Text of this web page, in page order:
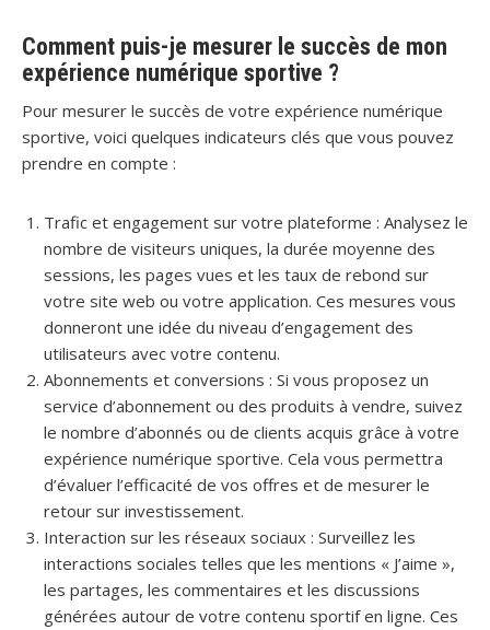
Comment puis-je mesurer le succès de mon
expérience numérique sportive ?
Pour mesurer le succès de votre expérience numérique
sportive, voici quelques indicateurs clés que vous pouvez
prendre en compte :
Trafic et engagement sur votre plateforme : Analysez le
nombre de visiteurs uniques, la durée moyenne des
sessions, les pages vues et les taux de rebond sur
votre site web ou votre application. Ces mesures vous
donneront une idée du niveau d’engagement des
utilisateurs avec votre contenu.
Abonnements et conversions : Si vous proposez un
service d’abonnement ou des produits à vendre, suivez
le nombre d’abonnés ou de clients acquis grâce à votre
expérience numérique sportive. Cela vous permettra
d’évaluer l’efficacité de vos offres et de mesurer le
retour sur investissement.
Interaction sur les réseaux sociaux : Surveillez les
interactions sociales telles que les mentions « J’aime »,
les partages, les commentaires et les discussions
générées autour de votre contenu sportif en ligne. Ces